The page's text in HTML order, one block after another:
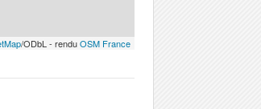
/ODbL - renduOSM France